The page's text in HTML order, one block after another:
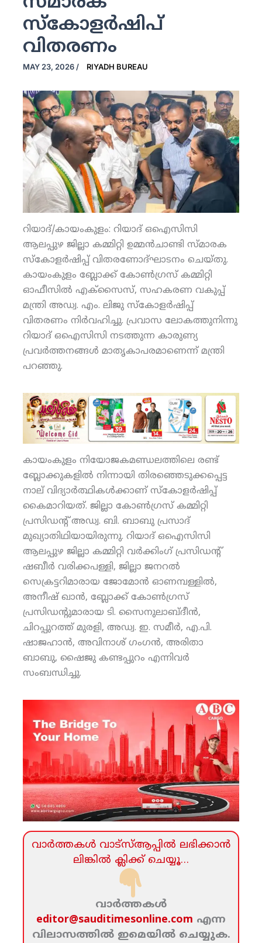
സ്‌കോളര്‍ഷിപ്
വിതരണം
MAY 23, 2026 / RIYADH BUREAU
റിയാദ്/കായംകുളം: റിയാദ് ഒഐസിസി
ആലപ്പുഴ ജില്ലാ കമ്മിറ്റി ഉമ്മന്‍ചാണ്ടി സ്മാരക
സ്‌കോളര്‍ഷിപ്പ് വിതരണോദ്ഘാടനം ചെയ്തു.
കായംകുളം ബ്ലോക്ക് കോണ്‍ഗ്രസ് കമ്മിറ്റി
ഓഫീസില്‍ എക്‌സൈസ്, സഹകരണ വകുപ്പ്
മന്ത്രി അഡ്വ. എം. ലിജു സ്‌കോളര്‍ഷിപ്പ്
വിതരണം നിര്‍വഹിച്ചു. പ്രവാസ ലോകത്തുനിന്നു
റിയാദ് ഒഐസിസി നടത്തുന്ന കാരുണ്യ
പ്രവര്‍ത്തനങ്ങള്‍ മാതൃകാപരമാണെന്ന് മന്ത്രി
പറഞ്ഞു.
കായംകുളം നിയോജകമണ്ഡലത്തിലെ രണ്ട്
ബ്ലോക്കുകളില്‍ നിന്നായി തിരഞ്ഞെടുക്കപ്പെട്ട
നാല് വിദ്യാര്‍ത്ഥികള്‍ക്കാണ് സ്‌കോളര്‍ഷിപ്പ്
കൈമാറിയത്. ജില്ലാ കോണ്‍ഗ്രസ് കമ്മിറ്റി
പ്രസിഡന്റ് അഡ്വ. ബി. ബാബു പ്രസാദ്
മുഖ്യാതിഥിയായിരുന്നു. റിയാദ് ഒഐസിസി
ആലപ്പുഴ ജില്ലാ കമ്മിറ്റി വര്‍ക്കിംഗ് പ്രസിഡന്റ്
ഷബീര്‍ വരിക്കപള്ളി, ജില്ലാ ജനറല്‍
സെക്രട്ടറിമാരായ ജോമോന്‍ ഓണമ്പള്ളില്‍,
അനീഷ് ഖാന്‍, ബ്ലോക്ക് കോണ്‍ഗ്രസ്
പ്രസിഡന്റുമാരായ ടി. സൈനുലാബ്ദീന്‍,
ചിറപ്പുറത്ത് മുരളി, അഡ്വ. ഇ. സമീര്‍, എ.പി.
ഷാജഹാന്‍, അവിനാശ് ഗംഗന്‍, അരിതാ
ബാബു, ഷൈജു കണ്ടപ്പുറം എന്നിവര്‍
സംബന്ധിച്ചു.
വാര്‍ത്തകള്‍ വാട്‌സ്‌ആപ്പില്‍ ലഭിക്കാന്‍
ലിങ്കില്‍ ക്ലിക്ക്‌ ചെയ്യൂ…
വാര്‍ത്തകള്‍
editor@sauditimesonline.com എന്ന
വിലാസത്തില്‍ ഇമെയില്‍ ചെയ്യുക.